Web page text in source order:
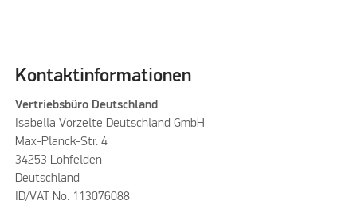
Kontaktinformationen
Vertriebsbüro Deutschland
Isabella Vorzelte Deutschland GmbH
Max-Planck-Str. 4
34253 Lohfelden
Deutschland
ID/VAT No. 113076088